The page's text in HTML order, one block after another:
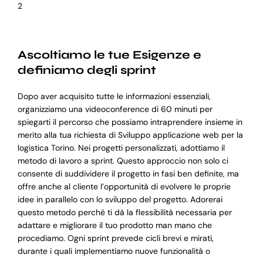
2
Ascoltiamo le tue Esigenze e
definiamo degli sprint
Dopo aver acquisito tutte le informazioni essenziali,
organizziamo una videoconference di 60 minuti per
spiegarti il percorso che possiamo intraprendere insieme in
merito alla tua richiesta di Sviluppo applicazione web per la
logistica Torino. Nei progetti personalizzati, adottiamo il
metodo di lavoro a sprint. Questo approccio non solo ci
consente di suddividere il progetto in fasi ben definite, ma
offre anche al cliente l’opportunità di evolvere le proprie
idee in parallelo con lo sviluppo del progetto. Adorerai
questo metodo perché ti dà la flessibilità necessaria per
adattare e migliorare il tuo prodotto man mano che
procediamo. Ogni sprint prevede cicli brevi e mirati,
durante i quali implementiamo nuove funzionalità o